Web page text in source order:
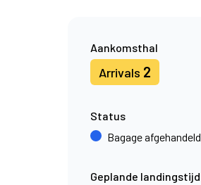
Aankomsthal
Arrivals 2
Status
Bagage afgehandeld
Geplande landingstijd